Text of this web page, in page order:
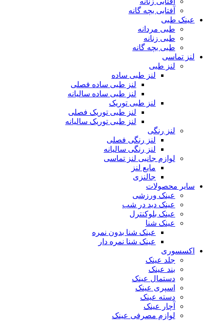
آفتابی بچه گانه
عینک طبی
طبی مردانه
طبی زنانه
طبی بچه گانه
لنز تماسی
لنز طبی
لنز طبی ساده
لنز طبی ساده فصلی
لنز طبی ساده سالیانه
لنز طبی توریک
لنز طبی توریک فصلی
لنز طبی توریک سالیانه
لنز رنگی
لنز رنگی فصلی
لنز رنگی سالیانه
لوازم جانبی لنز تماسی
مایع لنز
جالنزی
سایر محصولات
عینک ورزشی
عینک دید در شب
عینک بلوکنترل
عینک شنا
عینک شنا بدون نمره
عینک شنا نمره دار
اکسسوری
جلد عینک
بند عینک
دستمال عینک
اسپری عینک
دسته عینک
آچار عینک
لوازم مصرفی عینک